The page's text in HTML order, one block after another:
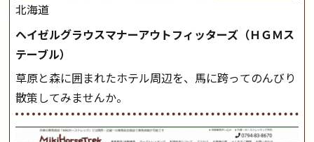
北海道
ヘイゼルグラウスマナーアウトフィッターズ（ＨＧＭス
テーブル）
草原と森に囲まれたホテル周辺を、馬に跨ってのんびり
散策してみませんか。